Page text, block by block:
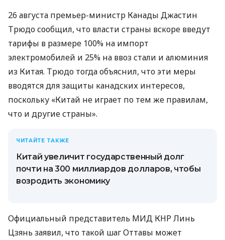
26 августа премьер-министр Канады Джастин
Трюдо сообщил, что власти страны вскоре введут
тарифы в размере 100% на импорт
электромобилей и 25% на ввоз стали и алюминия
из Китая. Трюдо тогда объяснил, что эти меры
вводятся для защиты канадских интересов,
поскольку «Китай не играет по тем же правилам,
что и другие страны».
ЧИТАЙТЕ ТАКЖЕ
Китай увеличит государственный долг
почти на 300 миллиардов долларов, чтобы
возродить экономику
Официальный представитель МИД КНР Линь
Цзянь заявил, что такой шаг Оттавы может